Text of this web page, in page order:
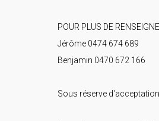
POUR PLUS DE
Jérôme 0474 674 689
Benjamin 0470 672 166
Sous réserve